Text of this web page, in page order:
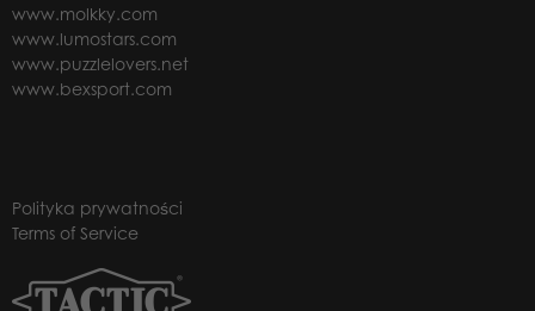
www.molkky.com
www.lumostars.com
www.puzzlelovers.net
www.bexsport.com
Polityka prywatności
Terms of Service